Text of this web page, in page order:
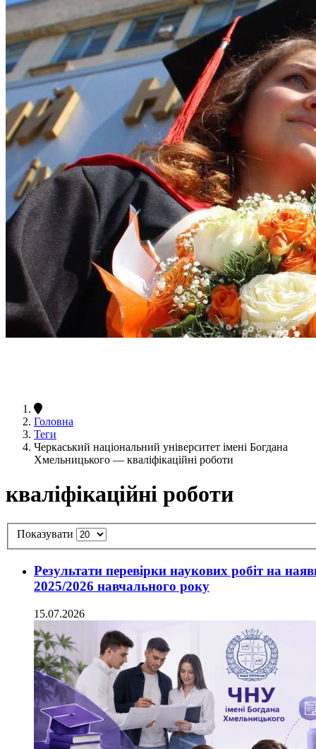
Головна
Теги
Черкаський національний університет імені Богдана
Хмельницького — кваліфікаційні роботи
кваліфікаційні роботи
Показувати
Результати перевірки наукових робіт на
2025/2026 навчального року
15.07.2026